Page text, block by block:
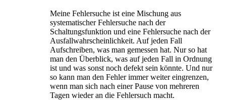
Meine Fehlersuche ist eine Mischung aus
systematischer Fehlersuche nach der
Schaltungsfunktion und eine Fehlersuche nach der
Ausfallwahrscheinlichkeit. Auf jeden Fall
Aufschreiben, was man gemessen hat. Nur so hat
man den Überblick, was auf jeden Fall in Ordnung
ist und was sonst noch defekt sein könnte. Und nur
so kann man den Fehler immer weiter eingrenzen,
wenn man sich nach einer Pause von mehreren
Tagen wieder an die Fehlersuch macht.